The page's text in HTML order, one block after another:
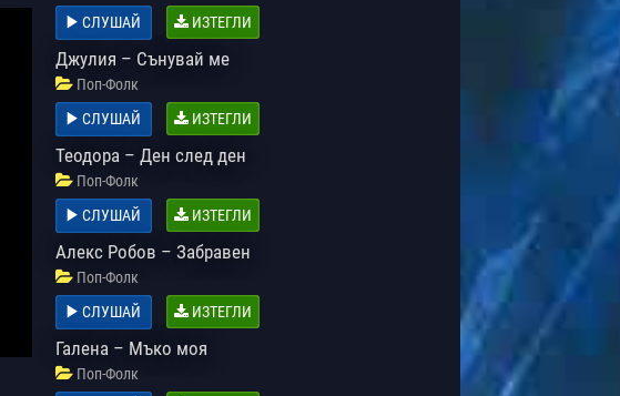
СЛУШАЙ
ИЗТЕГЛИ
Джулия – Сънувай ме
Поп-Фолк
СЛУШАЙ
ИЗТЕГЛИ
Теодора – Ден след ден
Поп-Фолк
СЛУШАЙ
ИЗТЕГЛИ
Алекс Робов – Забравен
Поп-Фолк
СЛУШАЙ
ИЗТЕГЛИ
Галена – Мъко моя
Поп-Фолк